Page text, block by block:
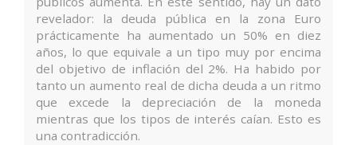
revelador: la deuda pública en la zona Euro
prácticamente ha aumentado un 50% en diez
años, lo que equivale a un tipo muy por encima
del objetivo de inflación del 2%. Ha habido por
tanto un aumento real de dicha deuda a un ritmo
que excede la depreciación de la moneda
mientras que los tipos de interés caían. Esto es
una contradicción.